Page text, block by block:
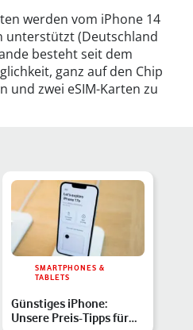
werden vom iPhone 14
unterstützt (Deutschland
besteht seit dem
ganz auf den Chip
und zwei eSIM-Karten zu
SMARTPHONES &
TABLETS
Günstiges iPhone:
Unsere Preis-Tipps für